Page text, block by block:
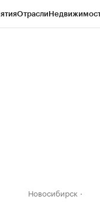
Отрасли
Новосибирск